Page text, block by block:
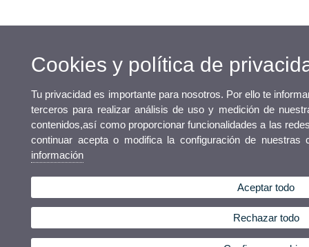
Cookies y política de
Tu privacidad es importante para nosotros. Por ello te
terceros para realizar análisis de uso y medición de
contenidos,así como proporcionar funcionalidades a las
continuar acepta o modifica la configuración de
información
Aceptar todo
Rechazar todo